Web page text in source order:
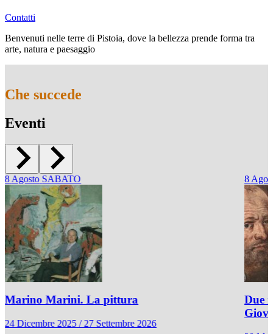
Contatti
Benvenuti nelle terre di Pistoia, dove la bellezza prende forma tra
arte, natura e paesaggio
Che succede
Eventi
8Agosto SABATO
Marino Marini. La pittura
24 Dicembre 2025 / 27 Settembre 2026
8
Due